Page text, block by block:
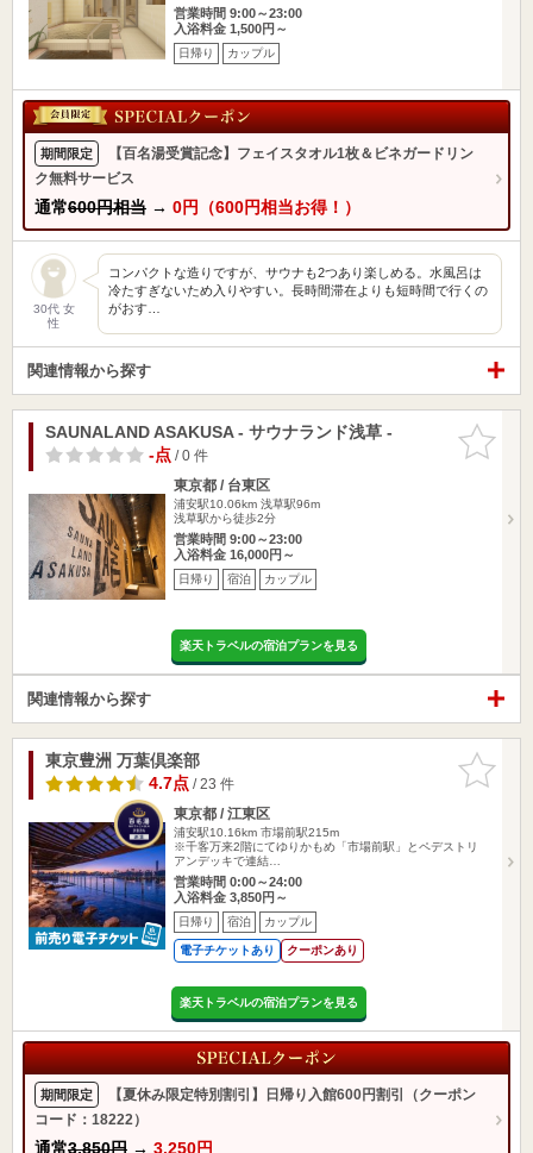
営業時間 9:00～23:00
入浴料金 1,500円～
日帰り カップル
期間限定
【百名湯受賞記念】フェイスタオル1枚＆ビネガードリン
ク無料サービス
通常600円相当 → 0円（600円相当お得！）
30代 女
性
コンパクトな造りですが、サウナも2つあり楽しめる。水風呂は
冷たすぎないため入りやすい。長時間滞在よりも短時間で行くの
がおす…
関連情報から探す
お気に入
りに追加
SAUNALAND ASAKUSA - サウナランド浅草 -
-点/ 0 件
東京都 / 台東区
浦安駅10.06km 浅草駅96m
浅草駅から徒歩2分
営業時間 9:00～23:00
入浴料金 16,000円～
日帰り 宿泊 カップル
楽天トラベルの宿泊プランを見る
関連情報から探す
お気に入
りに追加
東京豊洲 万葉倶楽部
4.7点/ 23 件
東京都 / 江東区
浦安駅10.16km 市場前駅215m
※千客万来2階にてゆりかもめ「市場前駅」とペデストリ
アンデッキで連結…
営業時間 0:00～24:00
入浴料金 3,850円～
日帰り 宿泊 カップル
電子チケットあり クーポンあり
楽天トラベルの宿泊プランを見る
期間限定
【夏休み限定特別割引】日帰り入館600円割引（クーポン
コード：18222）
通常3,850円 → 3,250円